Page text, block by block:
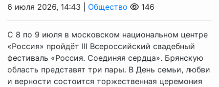
6 июля 2026, 14:43 | Общество 146
С 8 по 9 июля в московском национальном центре
«Россия» пройдёт III Всероссийский свадебный
фестиваль «Россия. Соединяя сердца». Брянскую
область представят три пары. В День семьи, любви
и верности состоится торжественная церемония